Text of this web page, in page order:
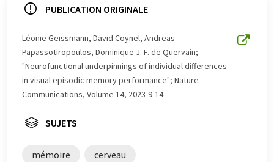
propose ces traductions automatiques pour présenter
été traduit avec traduction automatique, il est possible
qu'il contienne des erreurs de vocabulaire, de syntaxe ou
de grammaire. L'article original dans Anglais peut être
trouvéici.
PUBLICATION ORIGINALE
Léonie Geissmann, David Coynel, Andreas
Papassotiropoulos, Dominique J. F. de Quervain;
"Neurofunctional underpinnings of individual differences
in visual episodic memory performance"; Nature
Communications, Volume 14, 2023-9-14
SUJETS
mémoire cerveau